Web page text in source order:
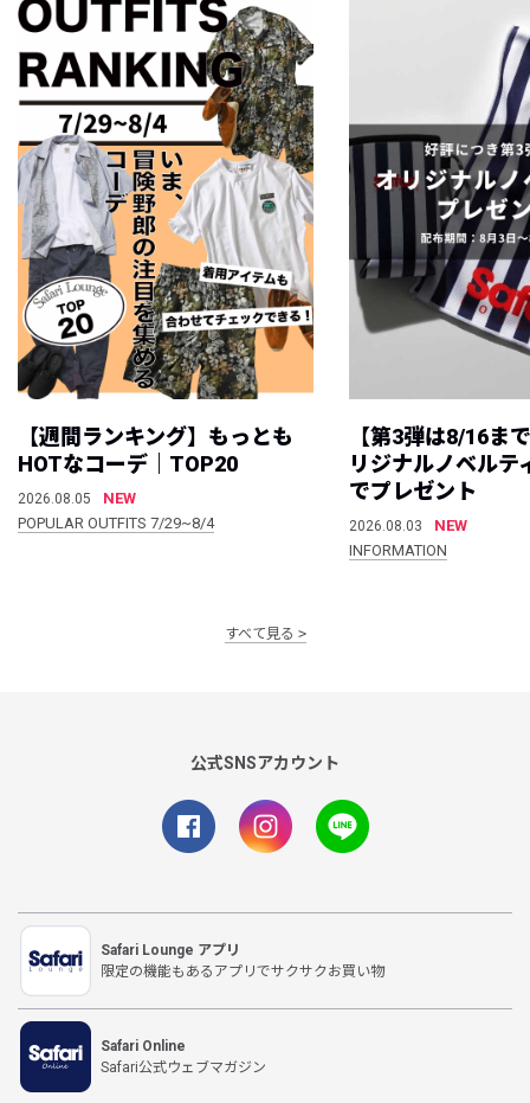
【週間ランキング】もっとも
HOTなコーデ｜TOP20
2026.08.05
NEW
POPULAR OUTFITS 7/29~8/4
【第3弾は8/16ま
リジナルノベルテ
でプレゼント
2026.08.03
NEW
INFORMATION
すべて見る
公式SNSアカウント
Safari Lounge アプリ
限定の機能もあるアプリでサクサクお買い物
Safari Online
Safari公式ウェブマガジン